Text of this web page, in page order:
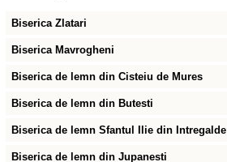
Biserica Zlatari
Biserica Mavrogheni
Biserica de lemn din Cisteiu de Mures
Biserica de lemn din Butesti
Biserica de lemn Sfantul Ilie din Intregalde
Biserica de lemn din Jupanesti